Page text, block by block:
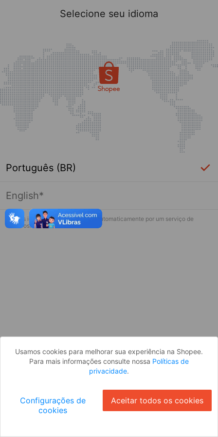
Selecione seu idioma
Português (BR)
English*
* Esses idiomas serão traduzidos automaticamente por um serviço de
terceiros.
Usamos cookies para melhorar sua experiência na Shopee.
Para mais informações consulte nossa Políticas de
privacidade.
Configurações de
cookies
Aceitar todos os cookies
toque de novo e tente novamente.